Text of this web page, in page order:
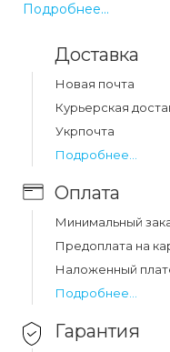
Какая цена на
разговорная hoco
headset black (e37)?
Цена на bluetooth-
gratified business
составляет 308 грн.
Подробнее...
Доставка
Новая почта
Курьерская
Укрпочта
Подробнее...
Оплата
Минимальный
Предоплата на
Наложенный
Подробнее...
Гарантия